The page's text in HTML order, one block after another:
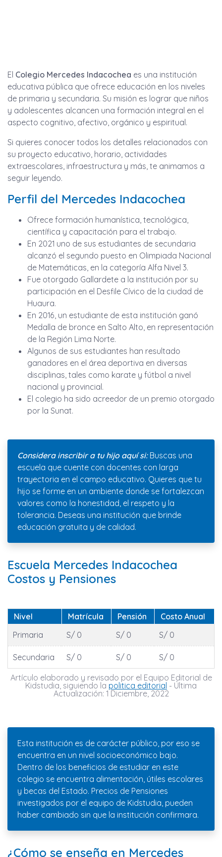
El Colegio Mercedes Indacochea es una institución
educativa pública que ofrece educación en los niveles
de primaria y secundaria. Su misión es lograr que niños
y adolescentes alcancen una formación integral en el
aspecto cognitivo, afectivo, orgánico y espiritual.
Si quieres conocer todos los detalles relacionados con
su proyecto educativo, horario, actividades
extraescolares, infraestructura y más, te animamos a
seguir leyendo.
Perfil del Mercedes Indacochea
Ofrece formación humanística, tecnológica,
científica y capacitación para el trabajo.
En 2021 uno de sus estudiantes de secundaria
alcanzó el segundo puesto en Olimpiada Nacional
de Matemáticas, en la categoría Alfa Nivel 3.
Fue otorgado Gallardete a la institución por su
participación en el Desfile Cívico de la ciudad de
Huaura.
En 2016, un estudiante de esta institución ganó
Medalla de bronce en Salto Alto, en representación
de la Región Lima Norte.
Algunos de sus estudiantes han resultado
ganadores en el área deportiva en diversas
disciplinas, tales como karate y fútbol a nivel
nacional y provincial.
El colegio ha sido acreedor de un premio otorgado
por la Sunat.
Considera inscribir a tu hijo aquí si:Buscas una
escuela que cuente con docentes con larga
trayectoria en el campo educativo. Quieres que tu
hijo se forme en un ambiente donde se fortalezcan
valores como la honestidad, el respeto y la
tolerancia. Deseas una institución que brinde
educación gratuita y de calidad.
Escuela Mercedes Indacochea
Costos y Pensiones
Nivel Matrícula Pensión
Costo Anual
Primaria
S/ 0 S/ 0 S/ 0
Secundaria S/ 0 S/ 0 S/ 0
Artículo elaborado y revisado por el Equipo Editorial de
Kidstudia, siguiendo la politica editorial - Última
Actualización: 1 Diciembre, 2022
Esta institución es de carácter público, por eso se
encuentra en un nivel socioeconómico bajo.
Dentro de los beneficios de estudiar en este
colegio se encuentra alimentación, útiles escolares
y becas del Estado. Precios de Pensiones
investigados por el equipo de Kidstudia, pueden
haber cambiado sin que la institución confirmara.
¿Cómo se enseña en Mercedes